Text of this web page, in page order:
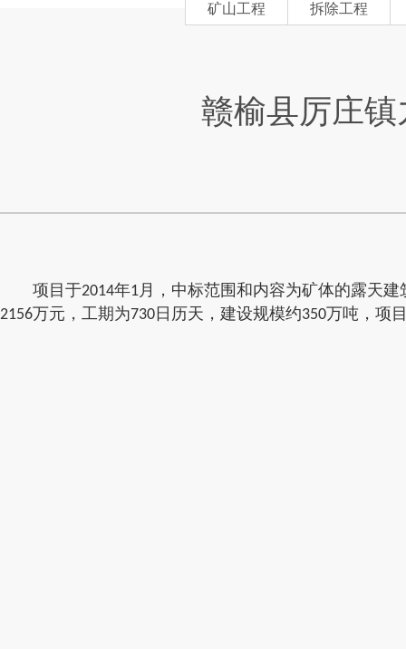
矿山工程 拆除工程
赣榆县厉庄
项目于2014年1月 ， 中标范围和内容为矿体的露天建
2156万元 ， 工期为730 日历天 ， 建设规模约350万吨 ，项